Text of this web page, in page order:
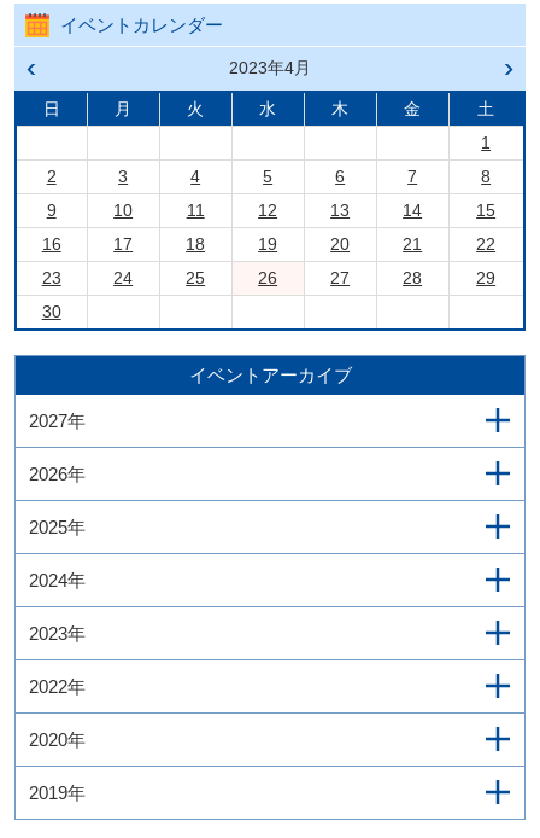
イベントカレンダー
前の
戻る
2023年4月
次の
進む
日 月 火 水 木 金
土
1
2
3 4 5 6 7
8
9
10 11 12 13 14
15
16
17 18 19 20 21
22
23
24 25 26 27 28
29
30
イベントアーカイブ
2027年
2026年
2025年
2024年
2023年
2022年
2020年
2019年